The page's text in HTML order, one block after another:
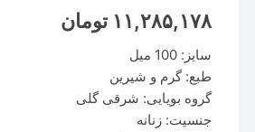
مشتری
۱۱,۲۸۵,۱۷۸ تومان
سایز: 100 میل
طبع: گرم و شیرین
گروه بویایی: شرقی گلی
جنسیت: زنانه